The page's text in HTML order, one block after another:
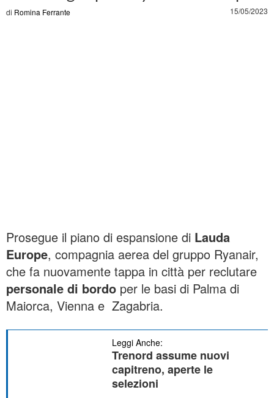
di Romina Ferrante 15/05/2023
Prosegue il piano di espansione di Lauda
Europe, compagnia aerea del gruppo Ryanair,
che fa nuovamente tappa in città per reclutare
personale di bordo per le basi di Palma di
Maiorca, Vienna e Zagabria.
Leggi Anche:
Trenord assume nuovi
capitreno, aperte le
selezioni